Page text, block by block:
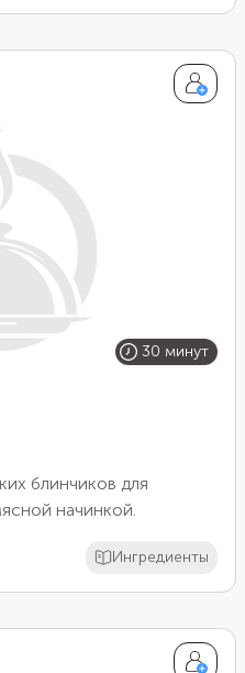
30 минут
блинчиков для
начинкой.
Ингредиенты